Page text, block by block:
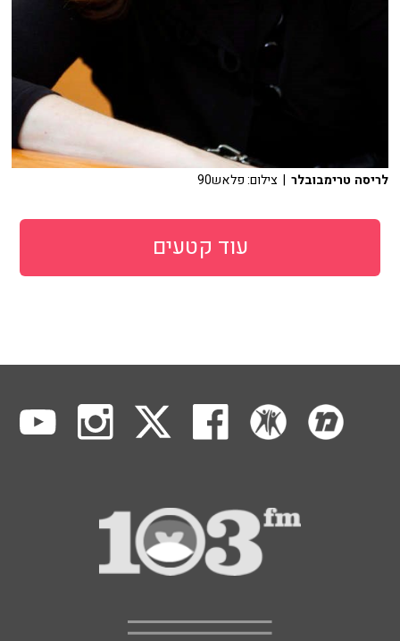
לריסה טרימבובלר | צילום: פלאש90
עוד קטעים